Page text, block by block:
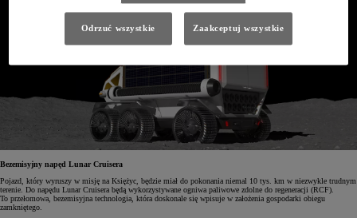
Bezemisyjny napęd Lunar Cruisera
Pojazd, który wyruszy w misję na Księżyc, będzie miał do pokonania niemal 10 tys. km w niezwykle trudnym
terenie. Do napędu Lunar Cruisera będą wykorzystywane ogniwa paliwowe zdolne do regeneracji (RCF).
To przełomowa, bezemisyjna technologia, która doskonale się wpisuje w założenia gospodarki obiegu
zamkniętego.
Odrzuć wszystkie Zaakceptuj wszystkie